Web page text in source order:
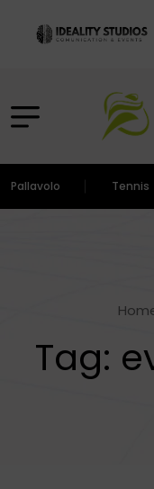
Pallavolo Tennis
Tag: